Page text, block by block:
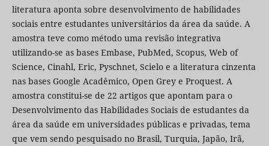
literatura aponta sobre desenvolvimento de habilidades
sociais entre estudantes universitários da área da saúde. A
amostra teve como método uma revisão integrativa
utilizando-se as bases Embase, PubMed, Scopus, Web of
Science, Cinahl, Eric, Pyschnet, Scielo e a literatura cinzenta
nas bases Google Acadêmico, Open Grey e Proquest. A
amostra constitui-se de 22 artigos que apontam para o
Desenvolvimento das Habilidades Sociais de estudantes da
área da saúde em universidades públicas e privadas, tema
que vem sendo pesquisado no Brasil, Turquia, Japão, Irã,